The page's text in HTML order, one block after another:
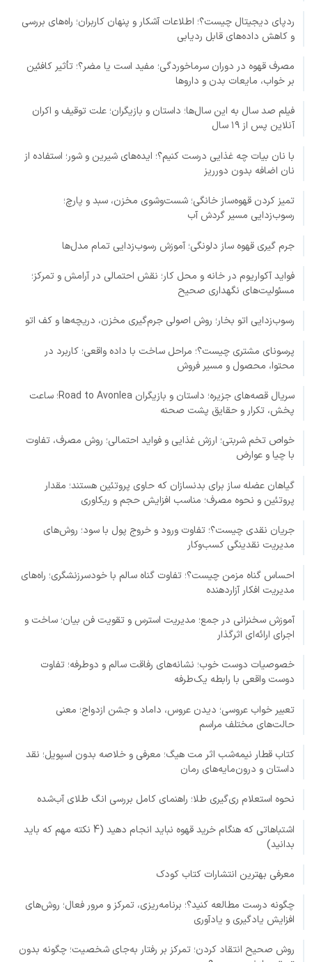
ردپای دیجیتال چیست؟؛ اطلاعات آشکار و پنهان کاربران؛ راه‌های بررسی
و کاهش داده‌های قابل ردیابی
مصرف قهوه در دوران سرماخوردگی؛ مفید است یا مضر؟؛ تأثیر کافئین
بر خواب، مایعات بدن و داروها
فیلم صد سال به این سال‌ها؛ داستان و بازیگران؛ علت توقیف و اکران
آنلاین پس از ۱۹ سال
با نان بیات چه غذایی درست کنیم؟؛ ایده‌های شیرین و شور؛ استفاده از
نان اضافه بدون دورریز
تمیز کردن قهوه‌ساز خانگی؛ شست‌وشوی مخزن، سبد و پارچ؛
رسوب‌زدایی مسیر گردش آب
جرم گیری قهوه ساز دلونگی؛ آموزش رسوب‌زدایی تمام مدل‌ها
فواید آکواریوم در خانه و محل کار؛ نقش احتمالی در آرامش و تمرکز؛
مسئولیت‌های نگهداری صحیح
رسوب‌زدایی اتو بخار؛ روش اصولی جرم‌گیری مخزن، دریچه‌ها و کف اتو
پرسونای مشتری چیست؟؛ مراحل ساخت با داده واقعی؛ کاربرد در
محتوا، محصول و مسیر فروش
سریال قصه‌های جزیره؛ داستان و بازیگران Road to Avonlea؛ ساعت
پخش، تکرار و حقایق پشت صحنه
خواص تخم شربتی؛ ارزش غذایی و فواید احتمالی؛ روش مصرف، تفاوت
با چیا و عوارض
گیاهان عضله ساز برای بدنسازان که حاوی پروتئین هستند؛ مقدار
پروتئین و نحوه مصرف؛ مناسب افزایش حجم و ریکاوری
جریان نقدی چیست؟؛ تفاوت ورود و خروج پول با سود؛ روش‌های
مدیریت نقدینگی کسب‌وکار
احساس گناه مزمن چیست؟؛ تفاوت گناه سالم با خودسرزنشگری؛ راه‌های
مدیریت افکار آزاردهنده
آموزش سخنرانی در جمع؛ مدیریت استرس و تقویت فن بیان؛ ساخت و
اجرای ارائه‌ای اثرگذار
خصوصیات دوست خوب؛ نشانه‌های رفاقت سالم و دوطرفه؛ تفاوت
دوست واقعی با رابطه یک‌طرفه
تعبیر خواب عروسی؛ دیدن عروس، داماد و جشن ازدواج؛ معنی
حالت‌های مختلف مراسم
کتاب قطار نیمه‌شب اثر مت هیگ؛ معرفی و خلاصه بدون اسپویل؛ نقد
داستان و درون‌مایه‌های رمان
نحوه استعلام ری‌گیری طلا؛ راهنمای کامل بررسی انگ طلای آب‌شده
اشتباهاتی که هنگام خرید قهوه نباید انجام دهید (4 نکته مهم که باید
بدانید)
معرفی بهترین انتشارات کتاب کودک
چگونه درست مطالعه کنید؟؛ برنامه‌ریزی، تمرکز و مرور فعال؛ روش‌های
افزایش یادگیری و یادآوری
روش صحیح انتقاد کردن؛ تمرکز بر رفتار به‌جای شخصیت؛ چگونه بدون